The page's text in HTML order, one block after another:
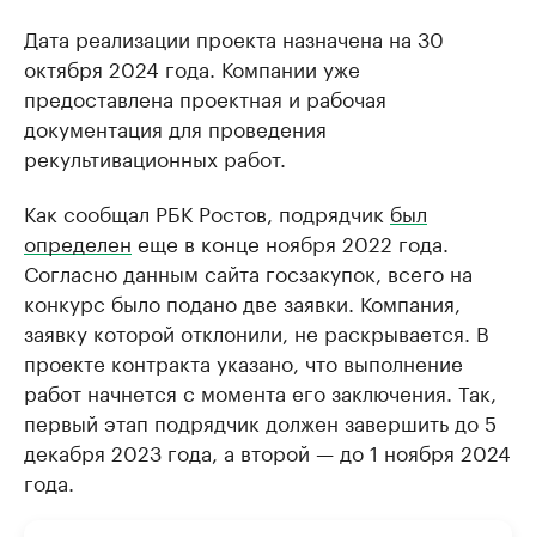
Дата реализации проекта назначена на 30
октября 2024 года. Компании уже
предоставлена проектная и рабочая
документация для проведения
рекультивационных работ.
Как сообщал РБК Ростов, подрядчик был
определен еще в конце ноября 2022 года.
Согласно данным сайта госзакупок, всего на
конкурс было подано две заявки. Компания,
заявку которой отклонили, не раскрывается. В
проекте контракта указано, что выполнение
работ начнется с момента его заключения. Так,
первый этап подрядчик должен завершить до 5
декабря 2023 года, а второй — до 1 ноября 2024
года.